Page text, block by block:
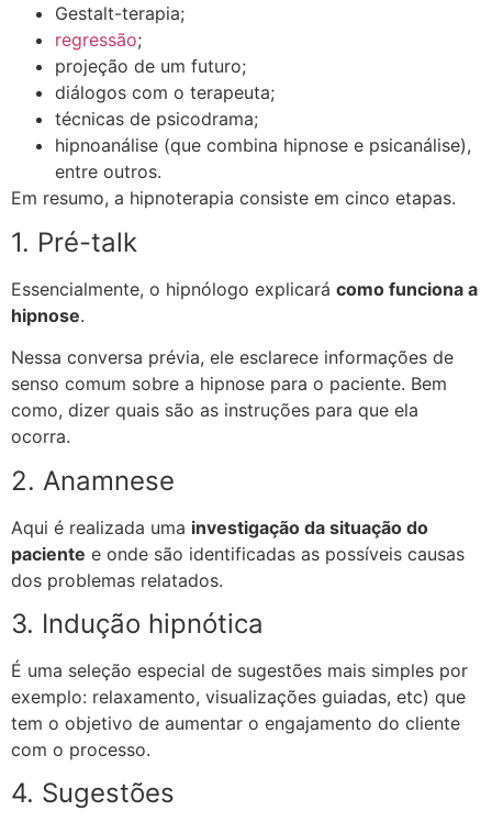
Gestalt-terapia;
regressão;
projeção de um futuro;
diálogos com o terapeuta;
técnicas de psicodrama;
hipnoanálise (que combina hipnose e psicanálise),
entre outros.
Em resumo, a hipnoterapia consiste em cinco etapas.
1. Pré-talk
Essencialmente, o hipnólogo explicará como funciona a
hipnose.
Nessa conversa prévia, ele esclarece informações de
senso comum sobre a hipnose para o paciente. Bem
como, dizer quais são as instruções para que ela
ocorra.
2. Anamnese
Aqui é realizada uma investigação da situação do
paciente e onde são identificadas as possíveis causas
dos problemas relatados.
3. Indução hipnótica
É uma seleção especial de sugestões mais simples por
exemplo: relaxamento, visualizações guiadas, etc) que
tem o objetivo de aumentar o engajamento do cliente
com o processo.
4. Sugestões